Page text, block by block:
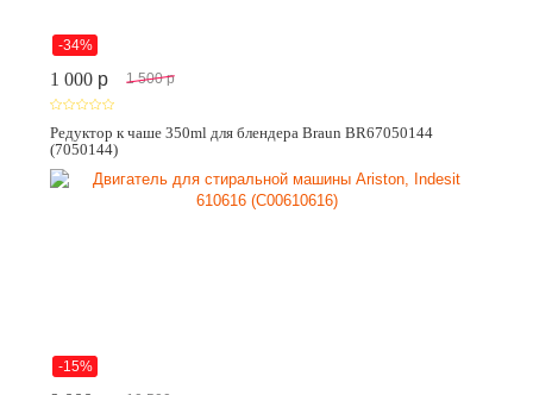
-34%
1 000 p 1 500 p
Редуктор к чаше 350ml для блендера Braun BR67050144
(7050144)
-15%